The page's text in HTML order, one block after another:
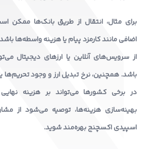
برای مثال، انتقال از طریق بانک‌ها ممکن
اضافی مانند کارمزد پیام یا هزینه واسطه‌ها
از سرویس‌های آنلاین یا ارزهای دیجیتال
باشد. همچنین، نرخ تبدیل ارز و وجود
در برخی کشورها می‌تواند بر هزینه نهایی
بهینه‌سازی هزینه‌ها، توصیه می‌شود از
اسپیدی اکسچنج بهره‌مند شوید.